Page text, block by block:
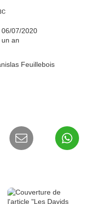
06/07/2020
an
Feuillebois